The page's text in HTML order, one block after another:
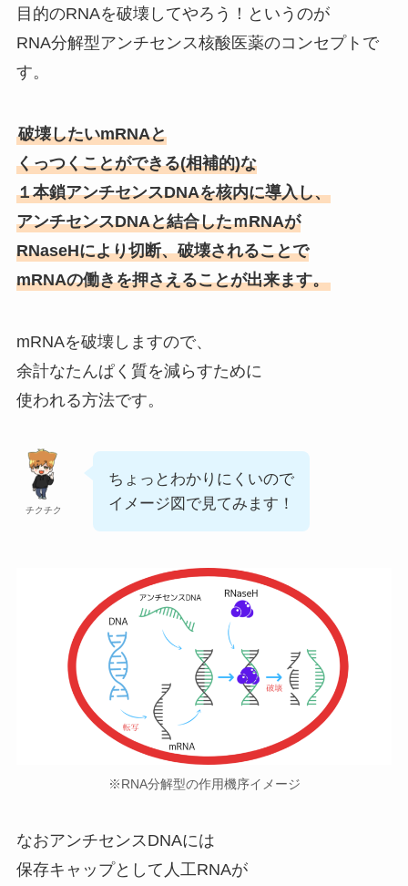
目的のRNAを破壊してやろう！というのが
RNA分解型アンチセンス核酸医薬のコンセプトで
す。
破壊したいmRNAと
くっつくことができる(相補的)な
１本鎖アンチセンスDNAを核内に導入し、
アンチセンスDNAと結合したｍRNAが
RNaseHにより切断、破壊されることで
mRNAの働きを押さえることが出来ます。
mRNAを破壊しますので、
余計なたんぱく質を減らすために
使われる方法です。
チクチク
ちょっとわかりにくいので
イメージ図で見てみます！
※RNA分解型の作用機序イメージ
なおアンチセンスDNAには
保存キャップとして人工RNAが